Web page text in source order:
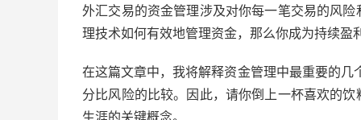
外汇交易的资金管理涉及对你每一笔交易的风
理技术如何有效地管理资金，那么你成为持续盈
在这篇文章中，我将解释资金管理中最重要的
分比风险的比较。因此，请你倒上一杯喜欢的
生涯的关键概念。